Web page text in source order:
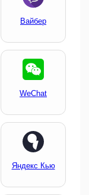
Вайбер
WeChat
Яндекс Кью